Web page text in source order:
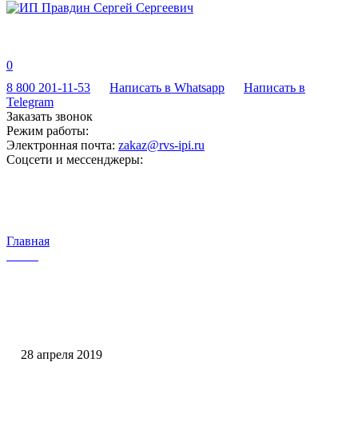
0
8 800 201-11-53
Написать в Whatsapp
Написать в
Telegram
Заказать звонок
Режим работы:
Электронная почта: zakaz@rvs-ipi.ru
Соцсети и мессенджеры:
Главная
28 апреля 2019